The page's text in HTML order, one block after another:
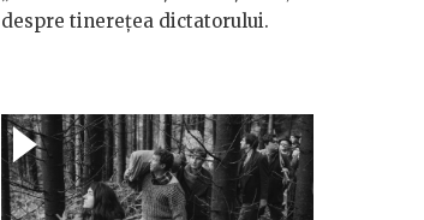
despre tinerețea dictatorului.